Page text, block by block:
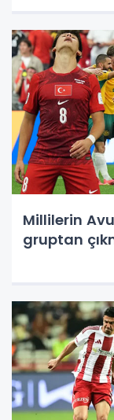
Millilerin
gruptan